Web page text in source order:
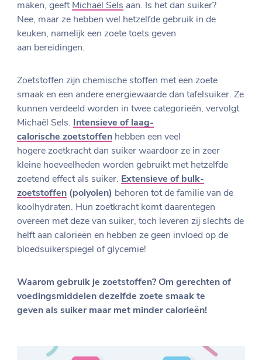
maken, geeft Michaël Sels aan. Is het dan suiker?
Nee, maar ze hebben wel hetzelfde gebruik in de
keuken, namelijk een zoete toets geven
aan bereidingen.
Zoetstoffen zijn chemische stoffen met een zoete
smaak en een andere energiewaarde dan tafelsuiker. Ze
kunnen verdeeld worden in twee categorieën, vervolgt
Michaël Sels.
Intensieve of laag-
calorische zoetstoffen hebben een veel
hogere zoetkracht dan suiker waardoor ze in zeer
kleine hoeveelheden worden gebruikt met hetzelfde
zoetend effect als suiker. Extensieve of bulk-
zoetstoffen (polyolen) behoren tot de familie van de
koolhydraten. Hun zoetkracht komt daarentegen
overeen met deze van suiker, toch leveren zij slechts de
helft aan calorieën en hebben ze geen invloed op de
bloedsuikerspiegel of glycemie!
Waarom gebruik je zoetstoffen? Om gerechten of
voedingsmiddelen dezelfde zoete smaak te
geven als suiker maar met minder calorieën!